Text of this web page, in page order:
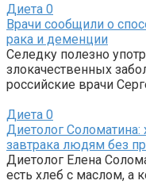
Диета 0
Врачи сообщили о
рака и деменции
Селедку полезно
злокачественных
российские врачи
Диета 0
Диетолог Соломатина:
завтрака людям без
Диетолог Елена
есть хлеб с маслом, а